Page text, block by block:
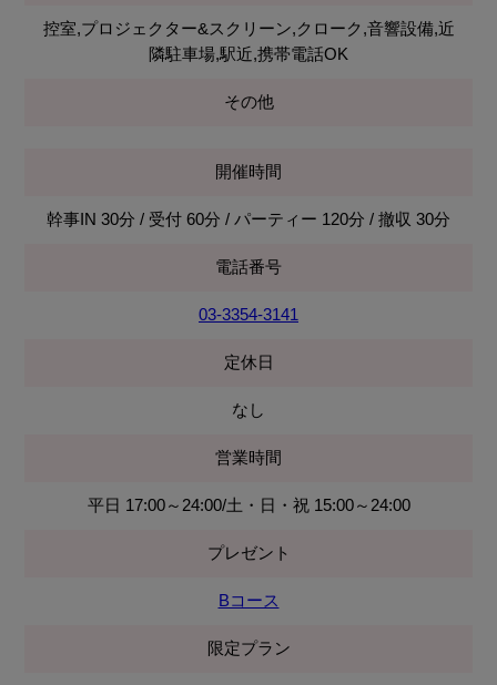
控室,プロジェクター&スクリーン,クローク,音響設備,近
隣駐車場,駅近,携帯電話OK
その他
開催時間
幹事IN 30分 / 受付 60分 / パーティー 120分 / 撤収 30分
電話番号
03-3354-3141
定休日
なし
営業時間
平日 17:00～24:00/土・日・祝 15:00～24:00
プレゼント
Bコース
限定プラン